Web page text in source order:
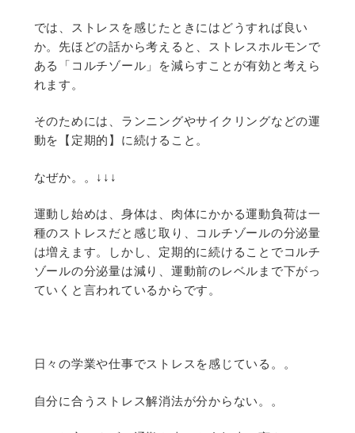
では、ストレスを感じたときにはどうすれば良い
か。先ほどの話から考えると、ストレスホルモンで
ある「コルチゾール」を減らすことが有効と考えら
れます。
そのためには、ランニングやサイクリングなどの運
動を【定期的】に続けること。
なぜか。。↓↓↓
運動し始めは、身体は、肉体にかかる運動負荷は一
種のストレスだと感じ取り、コルチゾールの分泌量
は増えます。しかし、定期的に続けることでコルチ
ゾールの分泌量は減り、運動前のレベルまで下がっ
ていくと言われているからです。
日々の学業や仕事でストレスを感じている。。
自分に合うストレス解消法が分からない。。